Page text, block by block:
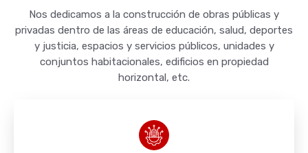
Nos dedicamos a la construcción de obras públicas y
privadas dentro de las áreas de educación, salud, deportes
y justicia, espacios y servicios públicos, unidades y
conjuntos habitacionales, edificios en propiedad
horizontal, etc.